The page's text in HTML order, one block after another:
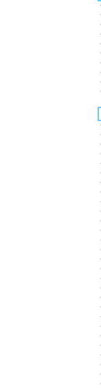
・
・
・
・
・
・
・
・
・
・
・
・
・
・
・
・
・
・
・
・
・
・
・
・
・
・
・
・
・
・
・
・
・
・
・
・
・
・